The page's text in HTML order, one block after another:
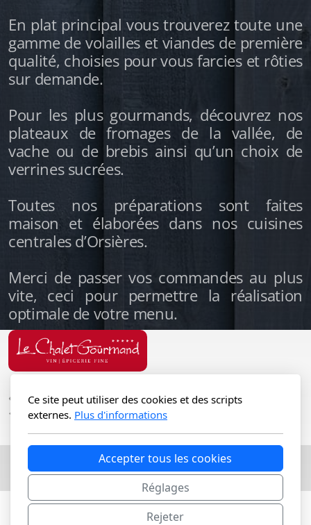
En plat principal vous trouverez toute une
gamme de volailles et viandes de première
qualité, choisies pour vous farcies et rôties
sur demande.
Pour les plus gourmands, découvrez nos
plateaux de fromages de la vallée, de
vache ou de brebis ainsi qu’un choix de
verrines sucrées.
Toutes nos préparations sont faites
maison et élaborées dans nos cuisines
centrales d’Orsières.
Merci de passer vos commandes au plus
vite, ceci pour permettre la réalisation
optimale de votre menu.
« La plus ancienne Boucherie de Verbier depuis
1954 »
Copyright, tous droits réservés
Ce site peut utiliser des cookies et des scripts
externes. Plus d'informations
Accepter tous les cookies
Réglages
Rejeter